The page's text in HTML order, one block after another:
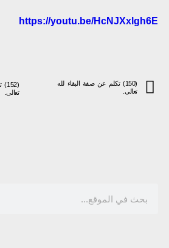
https://youtu.be/HcNJXxlgh6E
(150) تكلم عن صفة البقاء لله
تعالى.
تعالى.